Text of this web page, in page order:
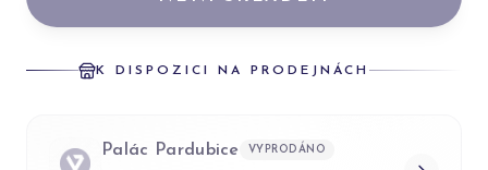
K DISPOZICI NA PRODEJNÁCH
Palác Pardubice VYPRODÁNO